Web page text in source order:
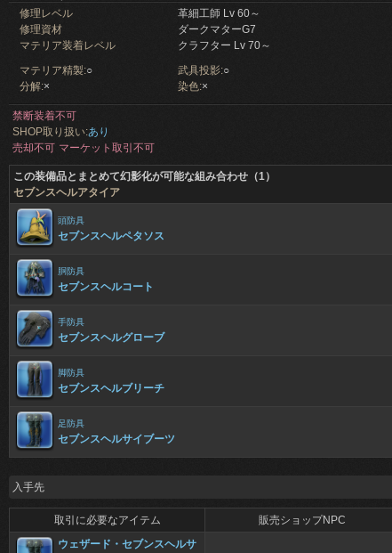
修理レベル
革細工師 Lv 60～
修理資材
ダークマターG7
マテリア装着レベル
クラフター Lv 70～
マテリア精製:○ 武具投影:○
分解:× 染色:×
禁断装着不可
SHOP取り扱い:あり
売却不可 マーケット取引不可
この装備品とまとめて幻影化が可能な組み合わせ（1）
セブンスヘルアタイア
頭防具
セブンスヘルペタソス
胴防具
セブンスヘルコート
手防具
セブンスヘルグローブ
脚防具
セブンスヘルブリーチ
足防具
セブンスヘルサイブーツ
入手先
取引に必要なアイテム
販売ショップNPC
ウェザード・セブンスヘルサ